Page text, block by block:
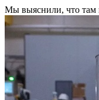
Мы выяснили, что там